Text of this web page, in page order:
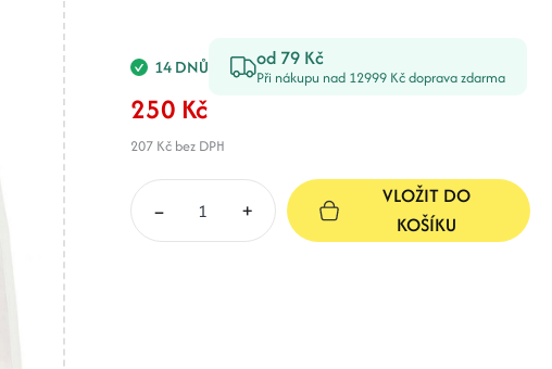
14 DNŮ od 79 Kč
Při nákupu nad 12999 Kč doprava zdarma
250 Kč
207 Kčbez DPH
– +
VLOŽIT DO
KOŠÍKU